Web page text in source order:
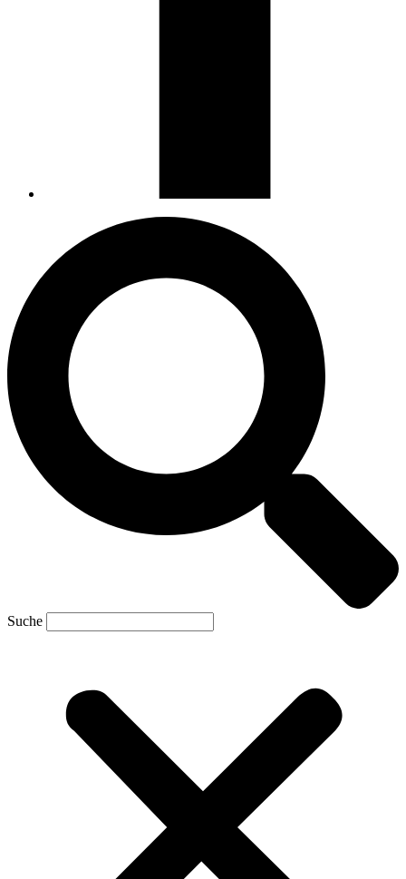
Suche